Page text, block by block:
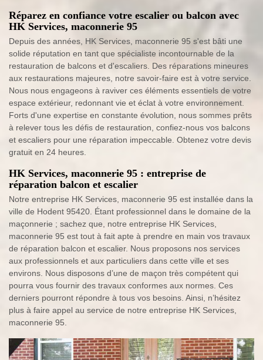
Réparez en confiance votre escalier ou balcon avec
HK Services, maconnerie 95
Depuis des années, HK Services, maconnerie 95 s'est bâti une
solide réputation en tant que spécialiste incontournable de la
restauration de balcons et d'escaliers. Des réparations mineures
aux restaurations majeures, notre savoir-faire est à votre service.
Nous nous engageons à raviver ces éléments essentiels de votre
espace extérieur, redonnant vie et éclat à votre environnement.
Forts d'une expertise en constante évolution, nous sommes prêts
à relever tous les défis de restauration, confiez-nous vos balcons
et escaliers pour une réparation impeccable. Obtenez votre devis
gratuit en 24 heures.
HK Services, maconnerie 95 : entreprise de
réparation balcon et escalier
Notre entreprise HK Services, maconnerie 95 est installée dans la
ville de Hodent 95420. Étant professionnel dans le domaine de la
maçonnerie ; sachez que, notre entreprise HK Services,
maconnerie 95 est tout à fait apte à prendre en main vos travaux
de réparation balcon et escalier. Nous proposons nos services
aux professionnels et aux particuliers dans cette ville et ses
environs. Nous disposons d’une de maçon très compétent qui
pourra vous fournir des travaux conformes aux normes. Ces
derniers pourront répondre à tous vos besoins. Ainsi, n’hésitez
plus à faire appel au service de notre entreprise HK Services,
maconnerie 95.